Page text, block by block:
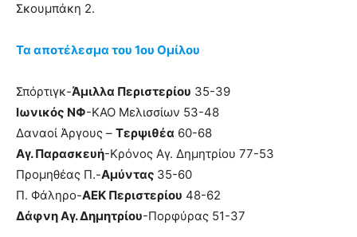
Σκουμπάκη 2.
Τα αποτέλεσμα του 1ου Ομίλου
Σπόρτιγκ-Άμιλλα Περιστερίου 35-39
Ιωνικός ΝΦ-ΚΑΟ Μελισσίων 53-48
Δαναοί Άργους – Τερψιθέα 60-68
Αγ. Παρασκευή-Κρόνος Αγ. Δημητρίου 77-53
Προμηθέας Π.-Αμύντας 35-60
Π. Φάληρο-ΑΕΚ Περιστερίου 48-62
Δάφνη Αγ. Δημητρίου-Πορφύρας 51-37